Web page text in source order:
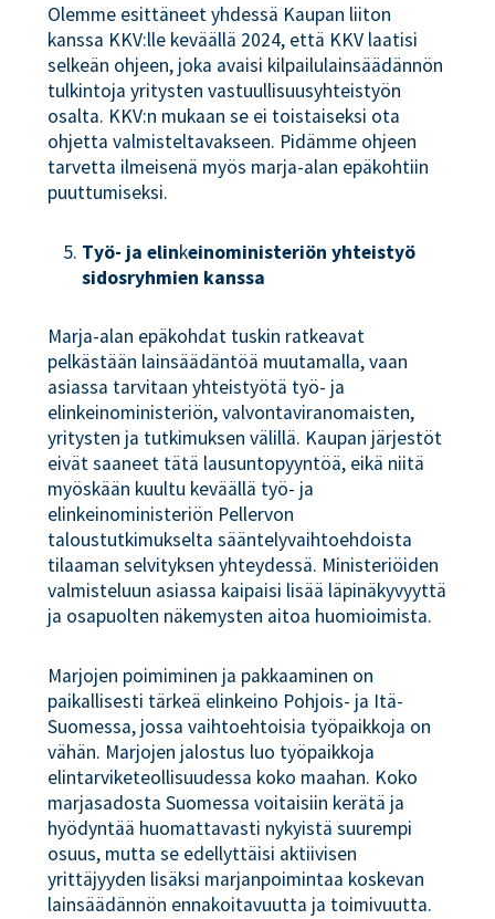
Olemme esittäneet yhdessä Kaupan liiton
kanssa KKV:lle keväällä 2024, että KKV laatisi
selkeän ohjeen, joka avaisi kilpailulainsäädännön
tulkintoja yritysten vastuullisuusyhteistyön
osalta. KKV:n mukaan se ei toistaiseksi ota
ohjetta valmisteltavakseen. Pidämme ohjeen
tarvetta ilmeisenä myös marja-alan epäkohtiin
puuttumiseksi.
Työ- ja elinkeinoministeriön yhteistyö
sidosryhmien kanssa
Marja-alan epäkohdat tuskin ratkeavat
pelkästään lainsäädäntöä muutamalla, vaan
asiassa tarvitaan yhteistyötä työ- ja
elinkeinoministeriön, valvontaviranomaisten,
yritysten ja tutkimuksen välillä. Kaupan järjestöt
eivät saaneet tätä lausuntopyyntöä, eikä niitä
myöskään kuultu keväällä työ- ja
elinkeinoministeriön Pellervon
taloustutkimukselta sääntelyvaihtoehdoista
tilaaman selvityksen yhteydessä. Ministeriöiden
valmisteluun asiassa kaipaisi lisää läpinäkyvyyttä
ja osapuolten näkemysten aitoa huomioimista.
Marjojen poimiminen ja pakkaaminen on
paikallisesti tärkeä elinkeino Pohjois- ja Itä-
Suomessa, jossa vaihtoehtoisia työpaikkoja on
vähän. Marjojen jalostus luo työpaikkoja
elintarviketeollisuudessa koko maahan. Koko
marjasadosta Suomessa voitaisiin kerätä ja
hyödyntää huomattavasti nykyistä suurempi
osuus, mutta se edellyttäisi aktiivisen
yrittäjyyden lisäksi marjanpoimintaa koskevan
lainsäädännön ennakoitavuutta ja toimivuutta.